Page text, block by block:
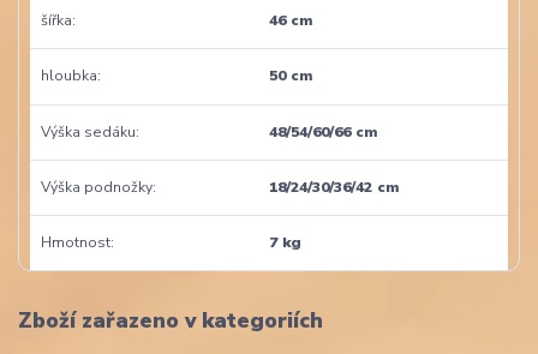
šířka 46 cm
hloubka 50 cm
Výška sedáku 48/54/60/66 cm
Výška podnožky 18/24/30/36/42 cm
Hmotnost 7 kg
Zboží zařazeno v kategoriích